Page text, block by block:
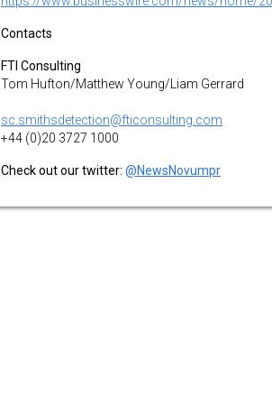
Contacts
FTI Consulting
Tom Hufton/Matthew Young/Liam Gerrard
sc.smithsdetection@fticonsulting.com
+44 (0)20 3727 1000
Check out our twitter: @NewsNovumpr